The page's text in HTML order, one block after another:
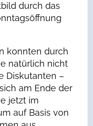
durch das
konnten durch
natürlich nicht
Diskutanten –
am Ende der
jetzt im
auf Basis von